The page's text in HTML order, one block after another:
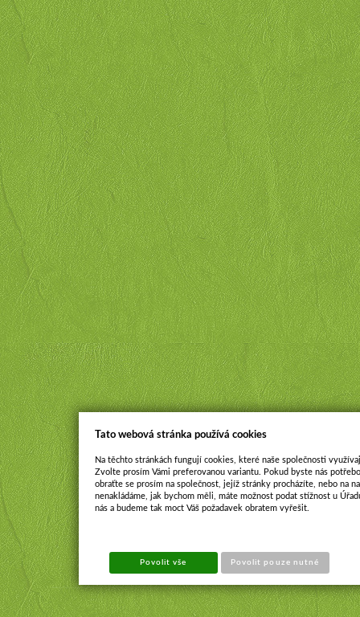
Tato webová stránka používá cookies
Na těchto stránkách fungují cookies, které naše společnosti
Zvolte prosím Vámi preferovanou variantu. Pokud byste nás
obraťte se prosím na společnost, jejíž stránky procházíte, nebo na
nenakládáme, jak bychom měli, máte možnost podat stížnost u
nás a budeme tak moct Váš požadavek obratem vyřešit.
Povolit vše Povolit pouze nutné